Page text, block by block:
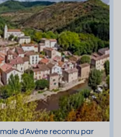
d’Avène reconnu par